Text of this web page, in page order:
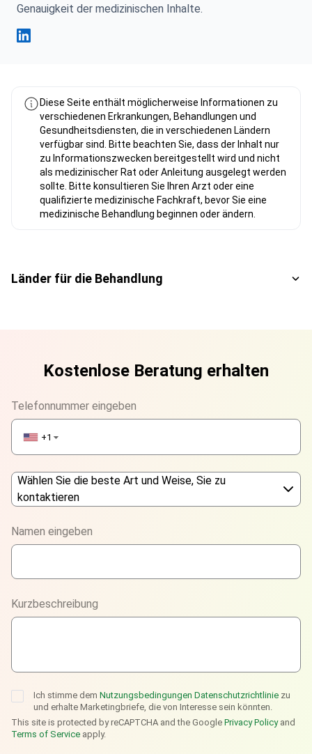
Genauigkeit der medizinischen Inhalte.
Diese Seite enthält möglicherweise Informationen zu
verschiedenen Erkrankungen, Behandlungen und
Gesundheitsdiensten, die in verschiedenen Ländern
verfügbar sind. Bitte beachten Sie, dass der Inhalt nur
zu Informationszwecken bereitgestellt wird und nicht
als medizinischer Rat oder Anleitung ausgelegt werden
sollte. Bitte konsultieren Sie Ihren Arzt oder eine
qualifizierte medizinische Fachkraft, bevor Sie eine
medizinische Behandlung beginnen oder ändern.
Länder für die Behandlung
Kostenlose Beratung erhalten
Telefonnummer eingeben
+1 ▼
Wählen Sie die beste Art und Weise, Sie zu
kontaktieren
WhatsApp
Viber
Telegram
Namen eingeben
Kurzbeschreibung
Ich stimme dem Nutzungsbedingungen Datenschutzrichtlinie zu
und erhalte Marketingbriefe, die von Interesse sein könnten.
This site is protected by reCAPTCHA and the Google Privacy Policyand
Terms of Service apply.